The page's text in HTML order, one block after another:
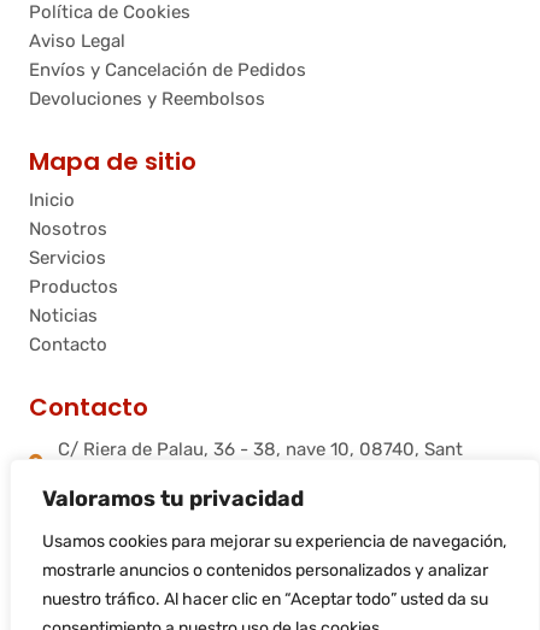
Valoramos tu privacidad
Usamos cookies para mejorar su experiencia de navegación,
mostrarle anuncios o contenidos personalizados y analizar
nuestro tráfico. Al hacer clic en “Aceptar todo” usted da su
Política de Cookies
Aviso Legal
Envíos y Cancelación de Pedidos
Devoluciones y Reembolsos
Mapa de sitio
Inicio
Nosotros
Servicios
Productos
Noticias
Contacto
Contacto
C/ Riera de Palau, 36 - 38, nave 10, 08740, Sant
info@flamtec.es
+34 937 06 00 52
Flamtec Combustión Ibérica, S.L.